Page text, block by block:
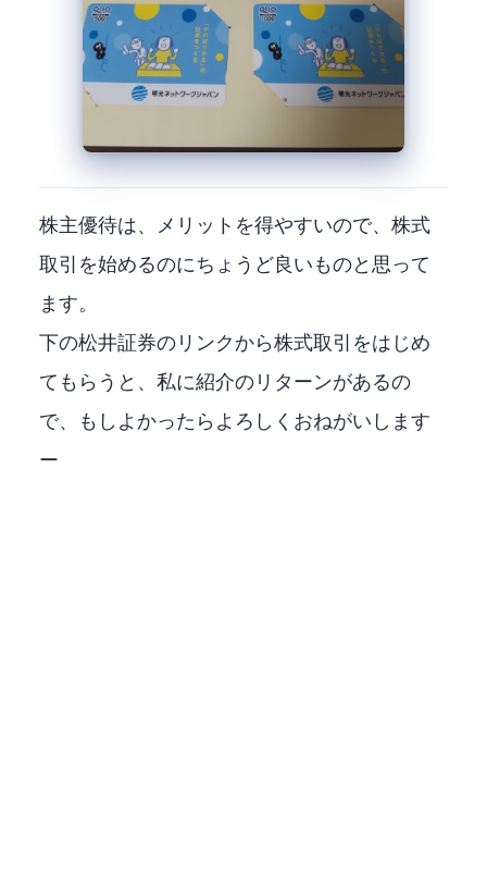
株主優待は、メリットを得やすいので、株式
取引を始めるのにちょうど良いものと思って
ます。
下の松井証券のリンクから株式取引をはじめ
てもらうと、私に紹介のリターンがあるの
で、もしよかったらよろしくおねがいします
ー